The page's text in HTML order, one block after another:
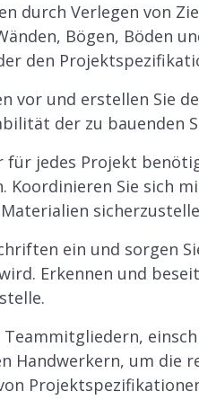
durch Verlegen von
Bögen, Böden
den
vor und erstellen Sie
der zu bauenden
jedes Projekt
Koordinieren Sie sich
ein und sorgen
Erkennen und
Handwerkern, um die